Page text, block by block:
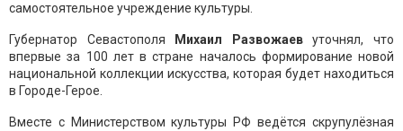
самостоятельное учреждение культуры.
Губернатор Севастополя Михаил Развожаевуточнял, что
впервые за 100 лет в стране началось формирование новой
национальной коллекции искусства, которая будет находиться
в Городе-Герое.
Вместе с Министерством культуры РФ ведётся скрупулёзная